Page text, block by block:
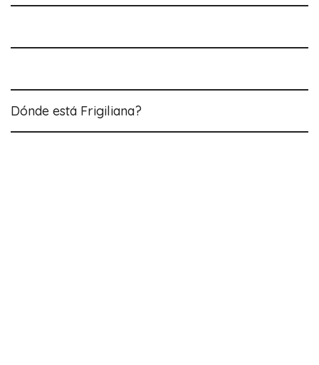
Dónde está Frigiliana?